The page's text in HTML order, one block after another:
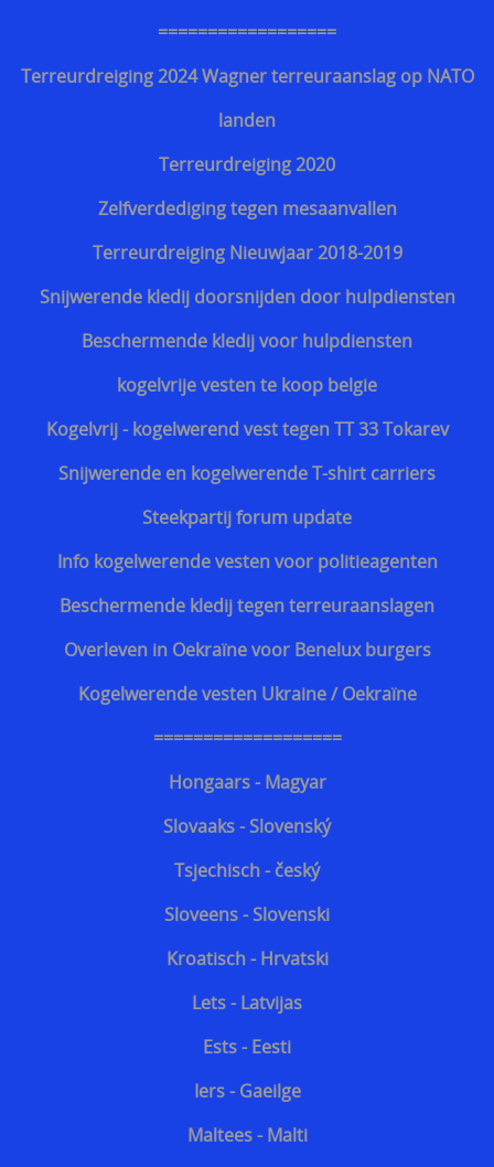
Discrete steekvest dagelijks gebruik
Bescherming tegen kogels van geweren
==================
Terreurdreiging 2024 Wagner terreuraanslag op NATO
landen
Terreurdreiging 2020
Zelfverdediging tegen mesaanvallen
Terreurdreiging Nieuwjaar 2018-2019
Snijwerende kledij doorsnijden door hulpdiensten
Beschermende kledij voor hulpdiensten
kogelvrije vesten te koop belgie
Kogelvrij - kogelwerend vest tegen TT 33 Tokarev
Snijwerende en kogelwerende T-shirt carriers
Steekpartij forum update
Info kogelwerende vesten voor politieagenten
Beschermende kledij tegen terreuraanslagen
Overleven in Oekraïne voor Benelux burgers
Kogelwerende vesten Ukraine / Oekraïne
===================
Hongaars - Magyar
Slovaaks - Slovenský
Tsjechisch - český
Sloveens - Slovenski
Kroatisch - Hrvatski
Lets - Latvijas
Ests - Eesti
Iers - Gaeilge
Maltees - Malti